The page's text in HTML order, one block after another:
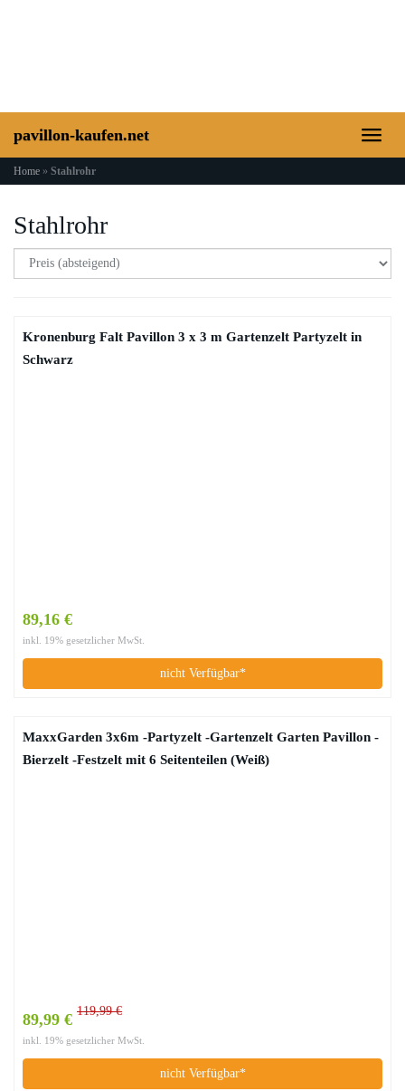
Toggle
pavillon-kaufen.net
Home » Stahlrohr
Stahlrohr
Kronenburg Falt Pavillon 3 x 3 m Gartenzelt Partyzelt in
Schwarz
89,16 €
inkl. 19% gesetzlicher MwSt.
nicht Verfügbar*
MaxxGarden 3x6m -Partyzelt -Gartenzelt Garten Pavillon -
Bierzelt -Festzelt mit 6 Seitenteilen (Weiß)
89,99 € 119,99 €
inkl. 19% gesetzlicher MwSt.
nicht Verfügbar*